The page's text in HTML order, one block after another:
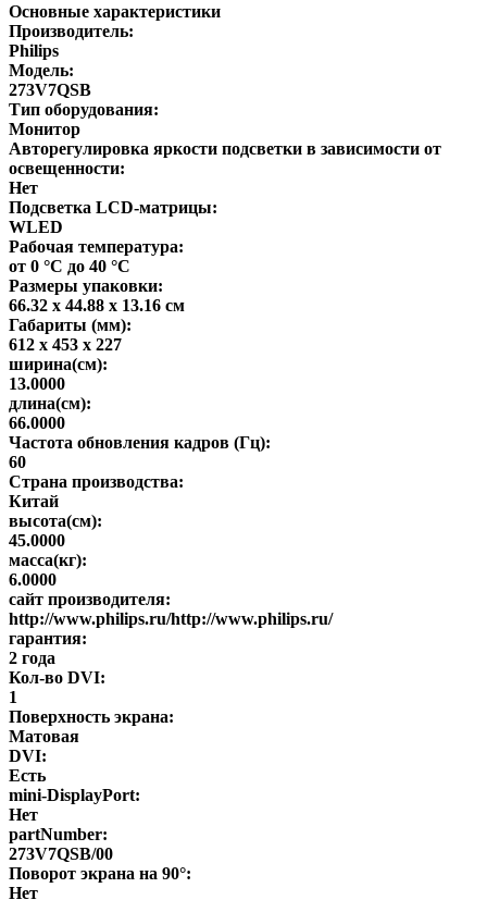
Основные характеристики
Производитель:
Philips
Модель:
273V7QSB
Тип оборудования:
Монитор
Авторегулировка яркости подсветки в зависимости от
освещенности:
Нет
Подсветка LCD-матрицы:
WLED
Рабочая температура:
от 0 °C до 40 °C
Размеры упаковки:
66.32 x 44.88 x 13.16 см
Габариты (мм):
612 x 453 x 227
ширина(см):
13.0000
длина(см):
66.0000
Частота обновления кадров (Гц):
60
Страна производства:
Китай
высота(см):
45.0000
масса(кг):
6.0000
сайт производителя:
http://www.philips.ru/http://www.philips.ru/
гарантия:
2 года
Кол-во DVI:
1
Поверхность экрана:
Матовая
DVI:
Есть
mini-DisplayPort:
Нет
partNumber:
273V7QSB/00
Поворот экрана на 90°:
Нет